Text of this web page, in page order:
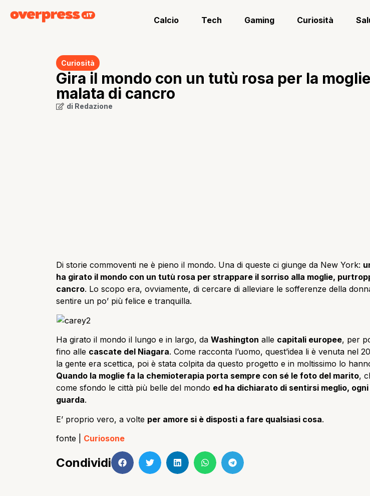
Calcio Tech Gaming Curiosità
Curiosità
Gira il mondo con un tutù rosa per la moglie
malata di cancro
di Redazione
Di storie commoventi ne è pieno il mondo. Una di queste ci giunge da New York:
ha girato il mondo con un tutù rosa per strappare il sorriso alla moglie,
cancro. Lo scopo era, ovviamente, di cercare di alleviare le sofferenze della
sentire un po’ più felice e tranquilla.
Ha girato il mondo il lungo e in largo, da Washington alle capitali europee, per
fino alle cascate del Niagara. Come racconta l’uomo, quest’idea li è venuta nel
la gente era scettica, poi è stata colpita da questo progetto e in moltissimo lo
Quando la moglie fa la chemioterapia porta sempre con sé le foto del marito,
come sfondo le città più belle del mondo ed ha dichiarato di sentirsi meglio,
guarda.
E’ proprio vero, a volte per amore si è disposti a fare qualsiasi cosa.
fonte | Curiosone
Condividi